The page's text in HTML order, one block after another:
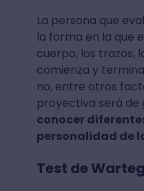
La persona que
la forma en la que
cuerpo, los trazos,
comienza y
no, entre otros
proyectiva será de
conocer
personalidad de
Test de